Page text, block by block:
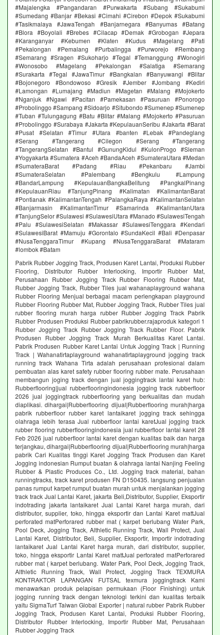
#Majalengka #Pangandaran #Purwakarta #Subang #Sukabumi
#Sumedang #Banjar #Bekasi #Cimahi #Cirebon #Depok #Sukabumi
#Tasikmalaya #JawaTengah #Banjarnegara #Banyumas #Batang
#Blora #Boyolali #Brebes #Cilacap #Demak #Grobogan #Jepara
#Karanganyar #Kebumen #Klaten #Kudus #Magelang #Pati
#Pekalongan #Pemalang #Purbalingga #Purworejo #Rembang
#Semarang #Sragen #Sukoharjo #Tegal #Temanggung #Wonogiri
#Wonosobo #Magelang #Pekalongan #Salatiga #Semarang
#Surakarta #Tegal #JawaTimur #Bangkalan #Banyuwangi #Blitar
#Bojonegoro #Bondowoso #Gresik #Jember #Jombang #Kediri
#Lamongan #Lumajang #Madiun #Magetan #Malang #Mojokerto
#Nganjuk #Ngawi #Pacitan #Pamekasan #Pasuruan #Ponorogo
#Probolinggo #Sampang #Sidoarjo #Situbondo #Sumenep #Sumenep
#Tuban #Tulungagung #Batu #Blitar #Malang #Mojokerto #Pasuruan
#Probolinggo #Surabaya #Jakarta #KepulauanSeribu #Jakarta #Barat
#Pusat #Selatan #Timur #Utara #banten #Lebak #Pandeglang
#Serang #Tangerang #Cilegon #Serang #Tangerang
#TangerangSelatan #Bantul #GunungKidul #KulonProgo #Sleman
#Yogyakarta #Sumatera #Aceh #BandaAceh #SumateraUtara #Medan
#SumateraBarat #Padang #Riau #Pekanbaru #Jambi
#SumateraSelatan #Palembang #Bengkulu #Lampung
#BandarLampung #KepulauanBangkaBelitung #PangkalPinang
#KepulauanRiau #TanjungPinang #Kalimatan #KalimantanBarat
#Pontianak #KalimantanTengah #PalangkaRaya #KalimantanSelatan
#Banjarmasin #KalimantanTimur #Samarinda #KalimantanUtara
#TanjungSelor #Sulawesi #SulawesiUtara #Manado #SulawesiTengah
#Palu #SulawesiSelatan #Makassar #SulawesiTenggara #Kendari
#SulawesiBarat #Mamuju #Gorontalo #SundaKecil #Bali #Denpasar
#NusaTenggaraTimur #Kupang #NusaTenggaraBarat #Mataram
#lombok #Batam
Pabrik Rubber Jogging Track, Produsen Karet Lantai, Produksi Rubber
Flooring, Distributor Rubber Interlocking, Importir Rubber Mat,
Perusahaan Rubber Jogging Track Rubber Flooring Rubber Mat,
Rubber Jogging Track, Rubber Tiles jual wahanaplayground wahana
Rubber Flooring Menjual berbagai macam perlengkapan playground
Rubber Flooring Rubber Mat, Rubber Jogging Track, Rubber Tiles jual
rubber flooring murah harga rubber Rubber Jogging Track Pabrik
Rubber Produsen Produksi Rubber pabrikrubber.rajaproduk kategori 1
Rubber Jogging Track Rubber Jogging Track Rubber Floor. Pabrik
Produsen Rubber Jogging Track Murah Berkualitas Karet Lantai.
Pabrik Produsen Rubber Karet Lantai Untuk Jogging Track | Running
Track | Wahanatirtaplayground wahanatirtaplayground jogging track
running track Wahana Tirta adalah perusahaan profesional dalam
pembuatan alas karet safety rubber flooring rubber mate. Perusahaan
membangun joging track dengan jual joggingtrack lantai karet hub:
Rubberflooring|jual rubberflooringindonesia jogging track rubberfloor
2026 jual joggingtrack rubberflooring yang berkualitas dan mudah
diaplikasi. dihargai|Rubberflooring dijual|Rubberflooring murah|harga
pabrik rubberfloor rubber karet lantaikaret jogging track sehingga
olahraga lebih terasa Jual rubberfloor lantai karetJual jogging track
rubber flooring rubberflooringindonesia jual rubberfloor lantai karet 28
Feb 2026 jual rubberfloor lantai karet dengan kualitas baik dan harga
terjangkau, dihargai|Rubberflooring dijual|Rubberflooring murah|harga
pabrik Cari Kualitas tinggi Karet Jogging Track Produsen dan Karet
Jogging indonesian Rumput buatan & olahraga lantai Nanjing Feeling
Rubber & Plastic Produces Co., Ltd. Jogging track material, bahan
runningtracks, track karet produsen FN D150435. langsung penjualan
panas rumput karpet rumput buatan murah untuk menjalankan jogging
track track Jual Lantai Karet, jakarta Beli,Distributor, Supplier, Eksportir
indotrading jakarta lantaikaret Jual Lantai Karet harga murah, dari
distributor, supplier, toko, hingga eksportir dan Lantai Karet mattJual
perforated matPerforared rubber mat ( karpet berlubang Water Park,
Pool Deck, Jogging Track, Althletic Running Track, Wall Protect, Jual
Lantai Karet, Distributor, Beli, Supplier, Eksportir, Importir indotrading
lantaikaret Jual Lantai Karet harga murah, dari distributor, supplier,
toko, hingga eksportir Lantai Karet mattJual perforated matPerforared
rubber mat ( karpet berlubang. Water Park, Pool Deck, Jogging Track,
Althletic Running Track, Wall Protect, Jogging Track TEXMURA
KONTRAKTOR LAPANGAN FUTSAL texmura joggingtrack Kami
menawarkan produk pelapisan permukaan (Floor Finishing) untuk
jogging running track dengan teknologi terkini dan kualitas terbaik
yaitu SigmaTurf Taiwan Global Exporter | natural rubber Pabrik Rubber
Jogging Track, Produsen Karet Lantai, Produksi Rubber Flooring,
Distributor Rubber Interlocking, Importir Rubber Mat, Perusahaan
Rubber Jogging Track